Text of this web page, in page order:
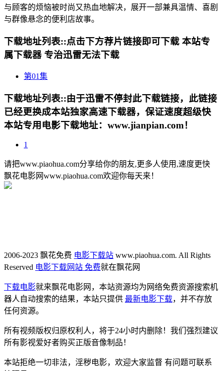
与顾客的烦恼被时尚又热血地解决，展开一部兼具温情、喜剧
与群像悬念的便利店故事。
下载地址列表::点击下方荐片链接即可下载 本站专
属下载器 专治迅雷无法下载
第01集
下载地址列表::由于迅雷不停封此下载链接，此链接
已经更换成本站独家高速下载器，保证速度超级快
本站专用电影下载地址：www.jianpian.com！
1
请把www.piaohua.com分享给你的朋友,更多人使用,速度更快
飘花电影网www.piaohua.com欢迎你每天来！
2006-2023 飘花免费 电影下载站 www.piaohua.com. All Rights
Reserved 电影下载网站 免费就在飘花网
下载电影就来飘花电影网，本站资源均为网络免费资源搜索机
器人自动搜索的结果，本站只提供 最新电影下载，并不存放
任何资源。
所有视频版权归原权利人，将于24小时内删除！我们强烈建议
所有影视爱好者购买正版音像制品！
本站拒绝一切非法，淫秽电影，欢迎大家监督 有问题可联系